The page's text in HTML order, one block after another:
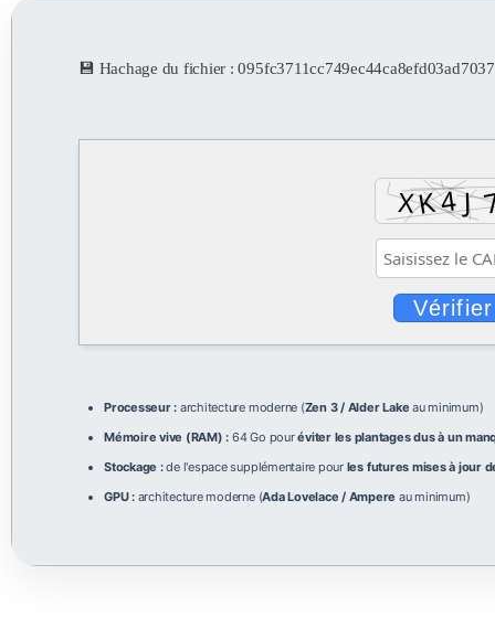
💾 Hachage du fichier :
Vérifier
Processeur : architecture moderne (Zen 3 / Alder Lake au minimum)
Mémoire vive (RAM) : 64 Go pouréviter les plantages dus à un
Stockage :de l'espace supplémentaire pour les futures mises à jour
GPU :architecture moderne (Ada Lovelace / Ampere au minimum)